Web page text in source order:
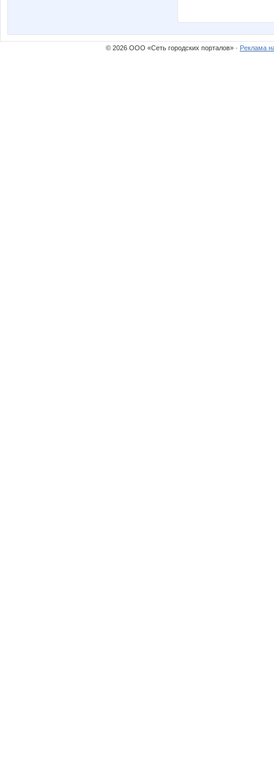
© 2026 ООО «Сеть городских порталов» · Реклама